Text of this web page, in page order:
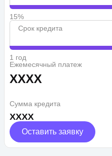
15%
Срок кредита
1 год
Ежемесячный платеж
XXXX
Сумма кредита
XXXX
Оставить заявку